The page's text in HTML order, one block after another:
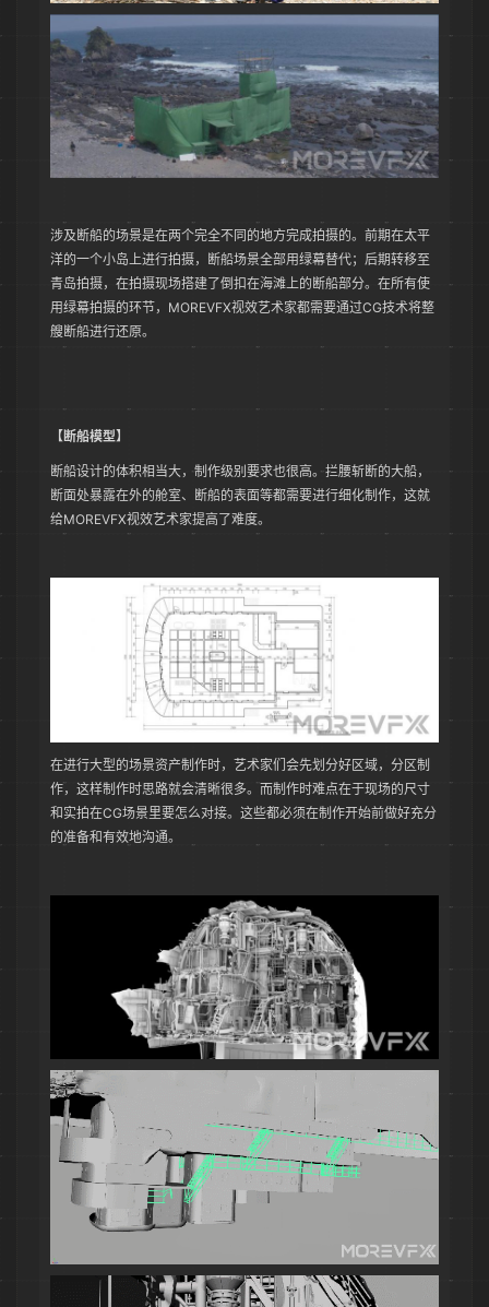
涉及断船的场景是在两个完全不同的地方完成拍摄的。前期在太平
洋的一个小岛上进行拍摄，断船场景全部用绿幕替代；后期转移至
青岛拍摄，在拍摄现场搭建了倒扣在海滩上的断船部分。在所有使
用绿幕拍摄的环节，MOREVFX视效艺术家都需要通过CG技术将整
艘断船进行还原。
【断船模型】
断船设计的体积相当大，制作级别要求也很高。拦腰斩断的大船，
断面处暴露在外的舱室、断船的表面等都需要进行细化制作，这就
给MOREVFX视效艺术家提高了难度。
在进行大型的场景资产制作时，艺术家们会先划分好区域，分区制
作，这样制作时思路就会清晰很多。而制作时难点在于现场的尺寸
和实拍在CG场景里要怎么对接。这些都必须在制作开始前做好充分
的准备和有效地沟通。